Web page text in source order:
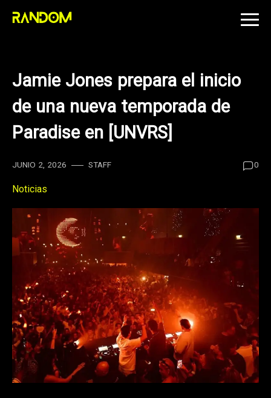
Skip
Jamie Jones prepara el inicio
de una nueva temporada de
Paradise en [UNVRS]
JUNIO 2, 2026 STAFF 0
Noticias